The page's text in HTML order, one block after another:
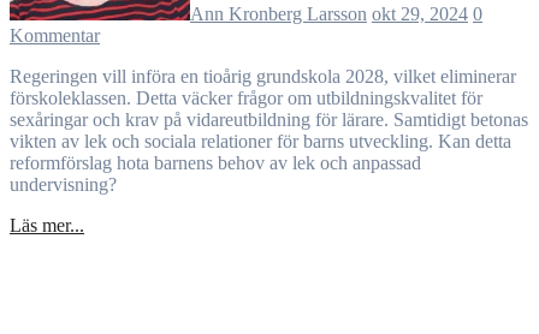
Ann Kronberg Larsson okt 29, 2024 0
Kommentar
Regeringen vill införa en tioårig grundskola 2028, vilket eliminerar
förskoleklassen. Detta väcker frågor om utbildningskvalitet för
sexåringar och krav på vidareutbildning för lärare. Samtidigt betonas
vikten av lek och sociala relationer för barns utveckling. Kan detta
reformförslag hota barnens behov av lek och anpassad
undervisning?
Läs mer...